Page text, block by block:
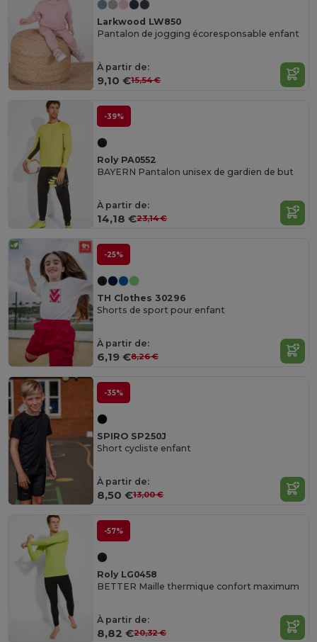
Larkwood LW850
Pantalon de jogging écoresponsable enfant
À partir de:
9,10 €15,54 €
-39%
Roly PA0552
BAYERN Pantalon unisex de gardien de but
À partir de:
14,18 €23,14 €
-25%
TH Clothes 30296
Shorts de sport pour enfant
À partir de:
6,19 €8,26 €
-35%
SPIRO SP250J
Short cycliste enfant
À partir de:
8,50 €13,00 €
-57%
Roly LG0458
BETTER Maille thermique confort maximum
À partir de:
8,82 €20,32 €